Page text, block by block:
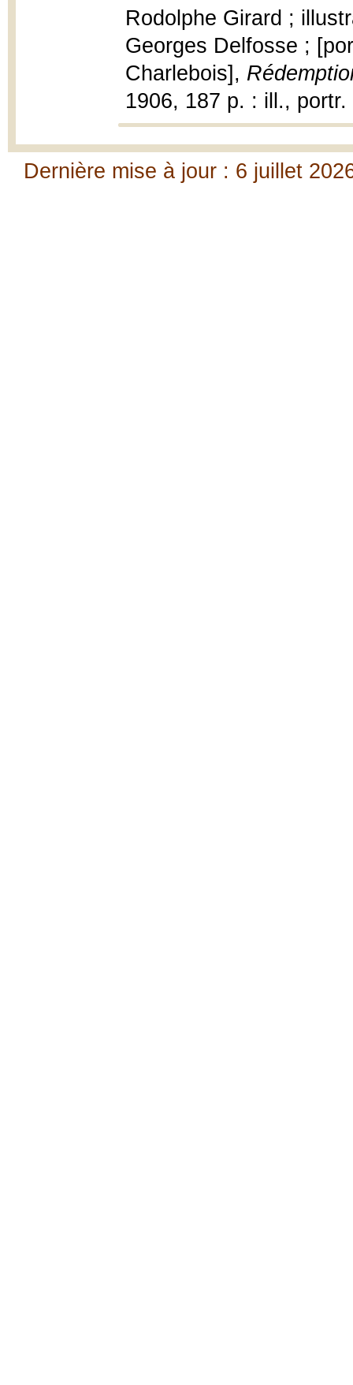
Rodolphe Girard ;
Georges Delfosse ;
Charlebois],
1906, 187 p. : ill.,
Dernière mise à jour : 6 juillet